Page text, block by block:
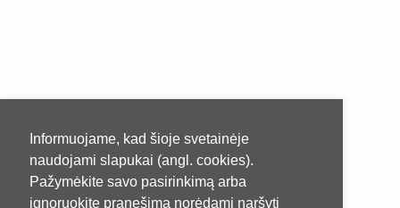
Informuojame, kad šioje svetainėje
naudojami slapukai (angl. cookies).
Pažymėkite savo pasirinkimą arba
ignoruokite pranešimą norėdami naršyti